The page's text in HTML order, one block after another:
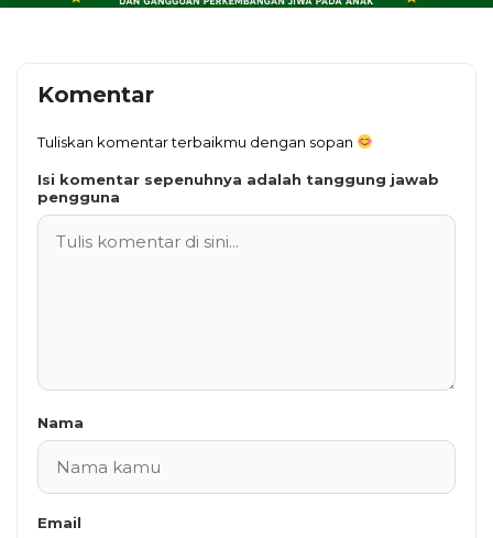
Komentar
Tuliskan komentar terbaikmu dengan sopan
Isi komentar sepenuhnya adalah tanggung jawab
pengguna
Nama
Email